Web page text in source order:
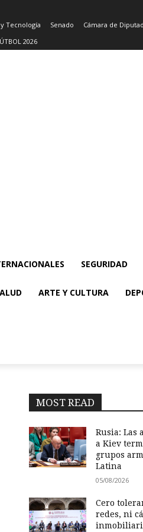
Tecnología Senado Cámara de
2026
SEGURIDAD
ARTE Y CULTURA
MOST READ
Rusia: Las
a Kiev
grupos
Latina
05/08/2026
Cero
redes, ni